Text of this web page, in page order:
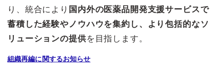
り、統合により 国内外の医薬品開発支援サービスで
蓄積した経験やノウハウを集約し、より包括的なソ
リューションの提供を目指します。
組織再編に関するお知らせ